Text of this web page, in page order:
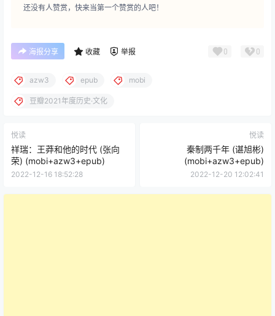
还没有人赞赏，快来当第一个赞赏的人吧！
海报分享 收藏 举报 0 0
azw3 epub mobi
豆瓣2021年度历史·文化
悦读
祥瑞：王莽和他的时代 (张向
荣) (mobi+azw3+epub)
2022-12-16 18:52:28
悦读
秦制两千年 (谌旭彬)
(mobi+azw3+epub)
2022-12-20 12:02:41